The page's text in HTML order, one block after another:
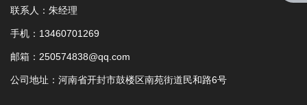
联系人：朱经理
手机：13460701269
邮箱：250574838@qq.com
公司地址：河南省开封市鼓楼区南苑街道民和路6号